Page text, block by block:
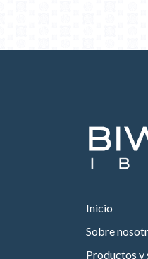
Inicio
Sobre
Productos y